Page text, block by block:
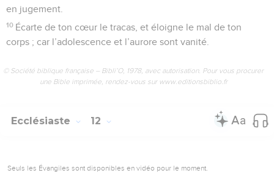
en jugement.
10 Écarte de ton cœur le tracas, et éloigne le mal de ton
corps ; car l’adolescence et l’aurore sont vanité.
© Société biblique française – Bibli’O, 1978, avec autorisation. Pour vous procurer
une Bible imprimée, rendez-vous sur www.editionsbiblio.fr
Ecclésiaste 12
Seuls les Évangiles sont disponibles en vidéo pour le moment.